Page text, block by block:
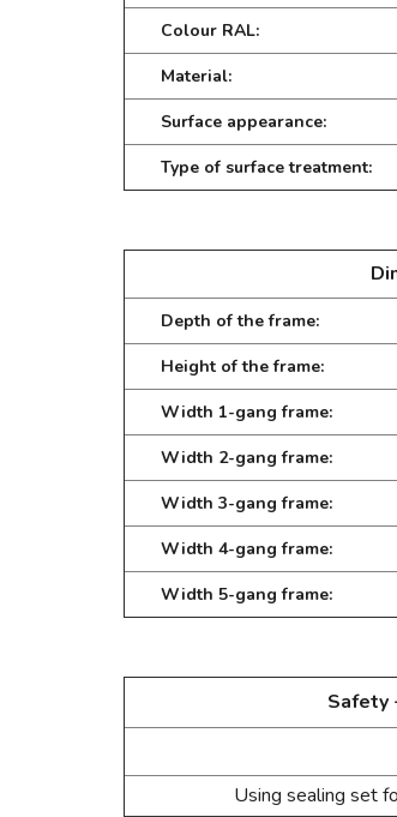
Colour RAL:
Material:
Surface appearance:
Type of surface treatment:
Depth of the frame:
Height of the frame:
Width 1-gang frame:
Width 2-gang frame:
Width 3-gang frame:
Width 4-gang frame:
Width 5-gang frame:
Safety
Using sealing set